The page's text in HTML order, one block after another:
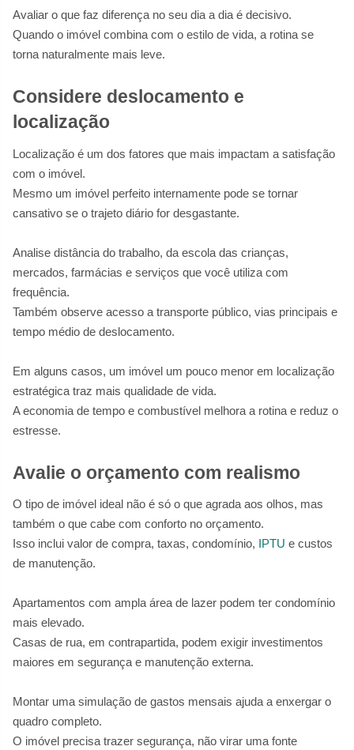
Avaliar o que faz diferença no seu dia a dia é decisivo.
Quando o imóvel combina com o estilo de vida, a rotina se
torna naturalmente mais leve.
Considere deslocamento e
localização
Localização é um dos fatores que mais impactam a satisfação
com o imóvel.
Mesmo um imóvel perfeito internamente pode se tornar
cansativo se o trajeto diário for desgastante.
Analise distância do trabalho, da escola das crianças,
mercados, farmácias e serviços que você utiliza com
frequência.
Também observe acesso a transporte público, vias principais e
tempo médio de deslocamento.
Em alguns casos, um imóvel um pouco menor em localização
estratégica traz mais qualidade de vida.
A economia de tempo e combustível melhora a rotina e reduz o
estresse.
Avalie o orçamento com realismo
O tipo de imóvel ideal não é só o que agrada aos olhos, mas
também o que cabe com conforto no orçamento.
Isso inclui valor de compra, taxas, condomínio, IPTU e custos
de manutenção.
Apartamentos com ampla área de lazer podem ter condomínio
mais elevado.
Casas de rua, em contrapartida, podem exigir investimentos
maiores em segurança e manutenção externa.
Montar uma simulação de gastos mensais ajuda a enxergar o
quadro completo.
O imóvel precisa trazer segurança, não virar uma fonte